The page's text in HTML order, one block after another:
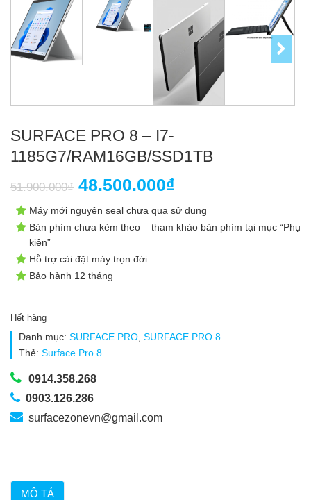
SURFACE PRO 8 – I7-
1185G7/RAM16GB/SSD1TB
51.900.000₫ Giá
gốc
là:
51.900.000₫.
48.500.000₫
hiện
tại
Máy mới nguyên seal chưa qua sử dụng
Bàn phím chưa kèm theo – tham khảo bàn phím tại mục “Phụ
kiện”
Hỗ trợ cài đặt máy trọn đời
Bảo hành 12 tháng
Hết hàng
Danh mục: SURFACE PRO, SURFACE PRO 8
Thẻ: Surface Pro 8
0914.358.268
0903.126.286
surfacezonevn@gmail.com
MÔ TẢ